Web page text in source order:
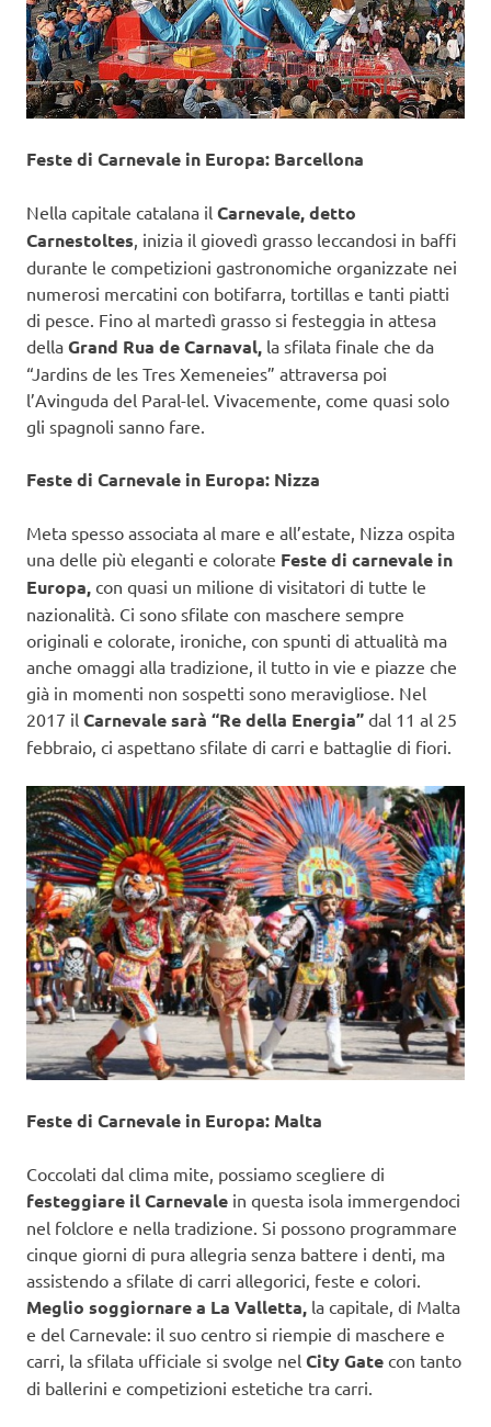
Feste di Carnevale in Europa: Barcellona
Nella capitale catalana il Carnevale, detto
Carnestoltes , inizia il giovedì grasso leccandosi in baffi
durante le competizioni gastronomiche organizzate nei
numerosi mercatini con botifarra, tortillas e tanti piatti
di pesce. Fino al martedì grasso si festeggia in attesa
della Grand Rua de Carnaval, la sfilata finale che da
“Jardins de les Tres Xemeneies” attraversa poi
l’Avinguda del Paral-lel. Vivacemente, come quasi solo
gli spagnoli sanno fare.
Feste di Carnevale in Europa: Nizza
Meta spesso associata al mare e all’estate, Nizza ospita
una delle più eleganti e colorate Feste di carnevale in
Europa, con quasi un milione di visitatori di tutte le
nazionalità. Ci sono sfilate con maschere sempre
originali e colorate, ironiche, con spunti di attualità ma
anche omaggi alla tradizione, il tutto in vie e piazze che
già in momenti non sospetti sono meravigliose. Nel
2017 il Carnevale sarà “Re della Energia” dal 11 al 25
febbraio, ci aspettano sfilate di carri e battaglie di fiori.
Feste di Carnevale in Europa: Malta
Coccolati dal clima mite, possiamo scegliere di
festeggiare il Carnevale in questa isola immergendoci
nel folclore e nella tradizione. Si possono programmare
cinque giorni di pura allegria senza battere i denti, ma
assistendo a sfilate di carri allegorici, feste e colori.
Meglio soggiornare a La Valletta, la capitale, di Malta
e del Carnevale: il suo centro si riempie di maschere e
carri, la sfilata ufficiale si svolge nel City Gate con tanto
di ballerini e competizioni estetiche tra carri.